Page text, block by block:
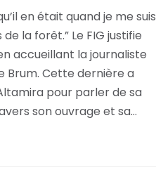
en était quand je me suis
la forêt.” Le FIG justifie
accueillant la journaliste
Brum. Cette dernière a
pour parler de sa
son ouvrage et sa…